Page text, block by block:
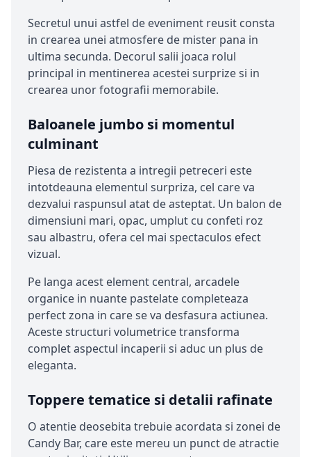
Secretul unui astfel de eveniment reusit consta
in crearea unei atmosfere de mister pana in
ultima secunda. Decorul salii joaca rolul
principal in mentinerea acestei surprize si in
crearea unor fotografii memorabile.
Baloanele jumbo si momentul
culminant
Piesa de rezistenta a intregii petreceri este
intotdeauna elementul surpriza, cel care va
dezvalui raspunsul atat de asteptat. Un balon de
dimensiuni mari, opac, umplut cu confeti roz
sau albastru, ofera cel mai spectaculos efect
vizual.
Pe langa acest element central, arcadele
organice in nuante pastelate completeaza
perfect zona in care se va desfasura actiunea.
Aceste structuri volumetrice transforma
complet aspectul incaperii si aduc un plus de
eleganta.
Toppere tematice si detalii rafinate
O atentie deosebita trebuie acordata si zonei de
Candy Bar, care este mereu un punct de atractie